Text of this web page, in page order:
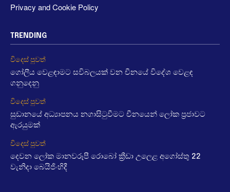
Privacy and Cookie Policy
TRENDING
විදෙස් පුවත්
ගෝලීය වෙළඳාමට සවිබලයක් වන චීනයේ විදේශ වෙළඳ
ගනුදෙනු
විදෙස් පුවත්
සුඩානයේ අධ්‍යාපනය නගාසිටුවීමට චීනයෙන් ලෝක ප්‍රජාවට
ඇරයුමක්
විදෙස් පුවත්
දෙවන ලෝක මානවරූපී රොබෝ ක්‍රීඩා උලෙළ අගෝස්තු 22
වැනිදා බෙයිජිංහිදී